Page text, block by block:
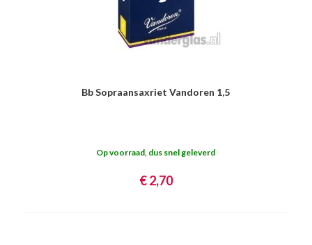
Bb Sopraansaxriet Vandoren 1,5
Op voorraad, dus snel geleverd
€ 2,70